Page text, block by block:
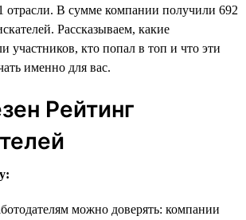
отрасли. В сумме компании получили 692
Рассказываем, какие
участников, кто попал в топ и что эти
именно для вас.
Рейтинг
можно доверять: компании